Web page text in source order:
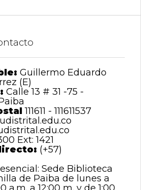
Guillermo Eduardo
(E)
Calle 13 # 31 -75 -
111611 - 111611537
Ext: 1421
(+57)
Sede Biblioteca
de Paiba de lunes a